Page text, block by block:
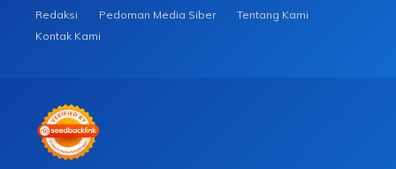
Redaksi Pedoman Media Siber
Tentang Kami
Kontak Kami